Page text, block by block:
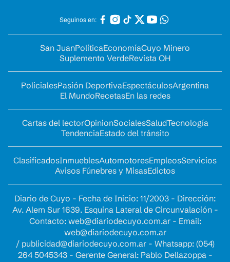
Seguinos en:
San JuanPolíticaEconomíaCuyo Minero
Suplemento VerdeRevista OH
PolicialesPasión DeportivaEspectáculosArgentina
El MundoRecetasEn las redes
Cartas del lectorOpinionSocialesSaludTecnología
TendenciaEstado del tránsito
ClasificadosInmueblesAutomotoresEmpleosServicios
Avisos Fúnebres y MisasEdictos
Diario de Cuyo - Fecha de Inicio: 11/2003 - Dirección:
Av. Alem Sur 1639. Esquina Lateral de Circunvalación -
Contacto: web@diariodecuyo.com.ar- Email:
web@diariodecuyo.com.ar
/ publicidad@diariodecuyo.com.ar- Whatsapp: (054)
264 5045343 - Gerente General: Pablo Dellazoppa -